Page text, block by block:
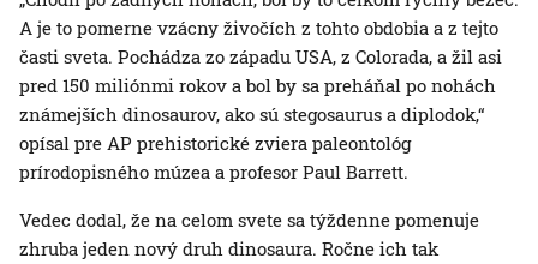
A je to pomerne vzácny živočích z tohto obdobia a z tejto
časti sveta. Pochádza zo západu USA, z Colorada, a žil asi
pred 150 miliónmi rokov a bol by sa preháňal po nohách
známejších dinosaurov, ako sú stegosaurus a diplodok,“
opísal pre AP prehistorické zviera paleontológ
prírodopisného múzea a profesor Paul Barrett.
Vedec dodal, že na celom svete sa týždenne pomenuje
zhruba jeden nový druh dinosaura. Ročne ich tak